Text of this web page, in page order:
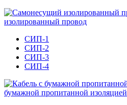
изолированный провод
СИП-1
СИП-2
СИП-3
СИП-4
бумажной пропитанной изоляцией